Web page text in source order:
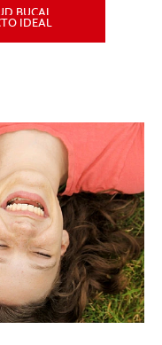
PROMOCIONES
PARA PROFESIONALES
ES (ES)
SUSCRÍBETE
BUCAL
IDEAL